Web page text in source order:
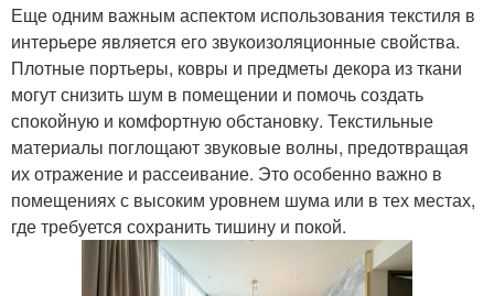
Еще одним важным аспектом использования текстиля в
интерьере является его звукоизоляционные свойства.
Плотные портьеры, ковры и предметы декора из ткани
могут снизить шум в помещении и помочь создать
спокойную и комфортную обстановку. Текстильные
материалы поглощают звуковые волны, предотвращая
их отражение и рассеивание. Это особенно важно в
помещениях с высоким уровнем шума или в тех местах,
где требуется сохранить тишину и покой.